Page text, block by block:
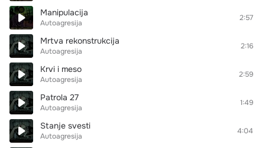
Manipulacija
Autoagresija
2:57
Mrtva rekonstrukcija
Autoagresija
2:16
Krvi i meso
Autoagresija
2:59
Patrola 27
Autoagresija
1:49
Stanje svesti
Autoagresija
4:04